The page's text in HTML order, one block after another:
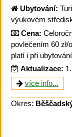
Ubytování:
výukovém
Cena:
povlečením 60
platí i při
Aktualizace:
více info...
Okres: